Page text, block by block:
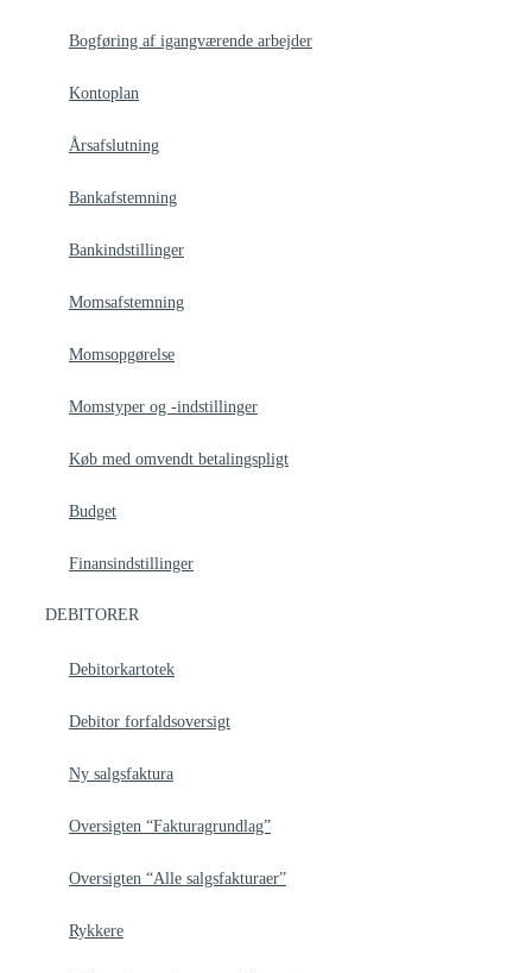
Bogføring af igangværende arbejder
Kontoplan
Årsafslutning
Bankafstemning
Bankindstillinger
Momsafstemning
Momsopgørelse
Momstyper og -indstillinger
Køb med omvendt betalingspligt
Budget
Finansindstillinger
DEBITORER
Debitorkartotek
Debitor forfaldsoversigt
Ny salgsfaktura
Oversigten “Fakturagrundlag”
Oversigten “Alle salgsfakturaer”
Rykkere